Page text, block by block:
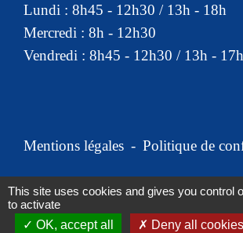
Lundi : 8h45 - 12h30 / 13h - 18h
Mercredi : 8h - 12h30
Vendredi : 8h45 - 12h30 / 13h - 17h
Mentions légales - Politique de
Accessibilité - Plan du site -
Gestion des cookies
This site uses cookies and gives you control
to activate
OK, accept all
Deny all cookies